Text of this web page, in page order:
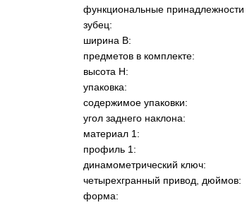
функциональные принадлежности
зубец:
ширина В:
предметов в комплекте:
высота Н:
упаковка:
содержимое упаковки:
угол заднего наклона:
материал 1:
профиль 1:
динамометрический ключ:
четырехгранный привод, дюймов:
форма: